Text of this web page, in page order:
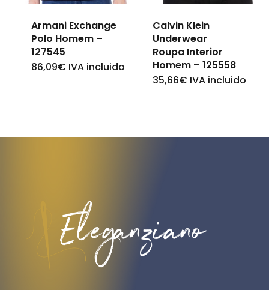
be
chosen
on
the
on
the
product
Armani Exchange
Polo Homem –
127545
86,09€ IVA incluido
This
may
be
chosen
on
Calvin Klein
Underwear
Roupa Interior
Homem – 125558
35,66€ IVA incluido
This
multiple